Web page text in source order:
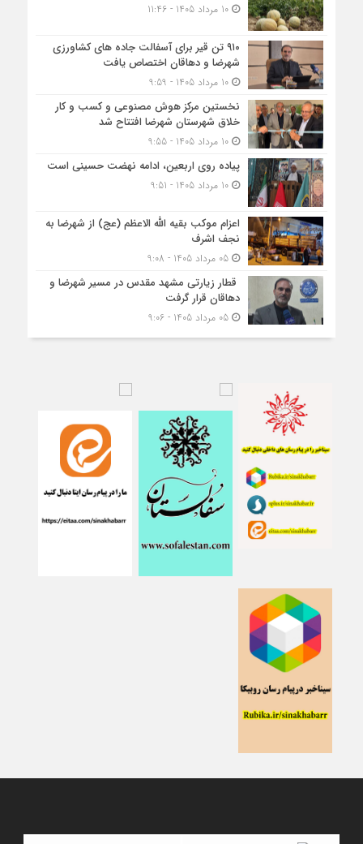
10 مرداد 1405 - 11:46
۹۱۰ تن قیر برای آسفالت جاده های کشاورزی
شهرضا و دهاقان اختصاص یافت
10 مرداد 1405 - 9:59
نخستین مرکز هوش مصنوعی و کسب‌ و کار
خلاق شهرستان شهرضا افتتاح شد
10 مرداد 1405 - 9:55
پیاده روی اربعین، ادامه نهضت حسینی است
10 مرداد 1405 - 9:51
اعزام موکب بقیه الله الاعظم (عج) از شهرضا به
نجف اشرف
05 مرداد 1405 - 9:08
قطار زیارتی مشهد مقدس در مسیر شهرضا و
دهاقان قرار گرفت
05 مرداد 1405 - 9:06